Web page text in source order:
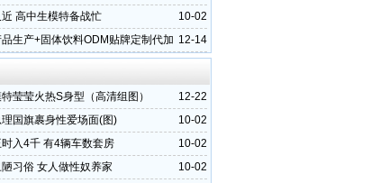
10-02
高中生模特备战忙
12-14
生产+固体饮料ODM贴牌定制代加
12-22
莹莹火热S身型（高清组图）
10-02
国旗裹身性爱场面(图)
10-02
入4千 有4辆车数套房
10-02
习俗 女人做性奴养家